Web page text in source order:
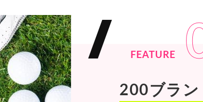
FEATURE
200ブラン